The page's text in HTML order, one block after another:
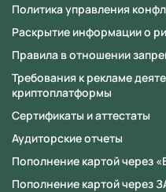
Политика управления
Раскрытие информации о
Правила в отношении
Требования к рекламе
криптоплатформы
Сертификаты и аттестаты
Аудиторские отчеты
Пополнение картой через
Пополнение картой через